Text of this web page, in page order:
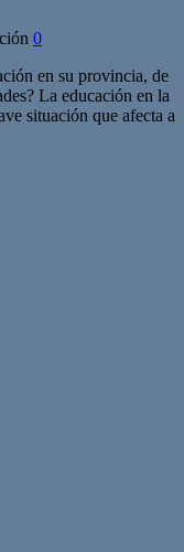
0
en su provincia, de
La educación en la
situación que afecta a